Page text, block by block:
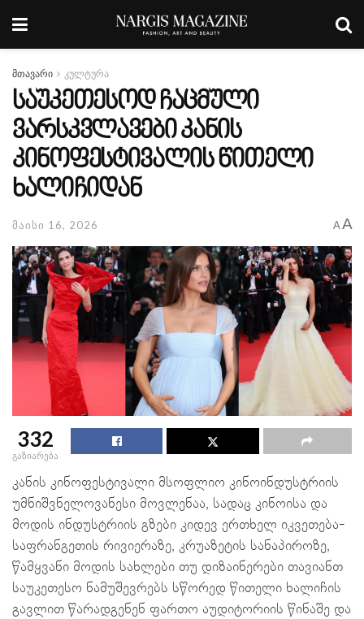
მთავარი კულტურა
საუკეთესოდ ჩაცმული
ვარსკვლავები კანის
კინოფესტივალის წითელი
ხალიჩიდან
მაისი 16, 2026 A A
332
გაზიარება
კანის კინოფესტივალი მსოფლიო კინოინდუსტრიის
უმნიშვნელოვანესი მოვლენაა, სადაც კინოისა და
მოდის ინდუსტრიის გზები კიდევ ერთხელ იკვეთება-
საფრანგეთის რივიერაზე, კრუაზეტის სანაპიროზე,
წამყვანი მოდის სახლები თუ დიზაინერები თავიანთ
საუკეთესო ნამუშევრებს სწორედ წითელი ხალიჩის
გავლით წარადგენენ ფართო აუდიტორიის წინაშე და